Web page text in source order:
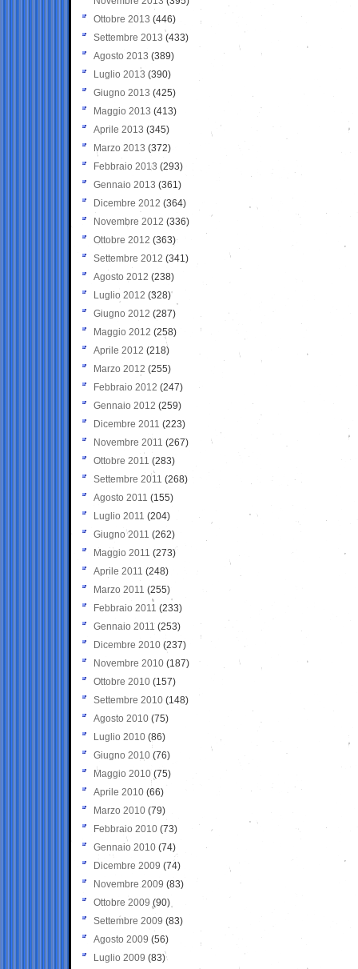
Ottobre 2013 (446)
Settembre 2013 (433)
Agosto 2013 (389)
Luglio 2013 (390)
Giugno 2013 (425)
Maggio 2013 (413)
Aprile 2013 (345)
Marzo 2013 (372)
Febbraio 2013 (293)
Gennaio 2013 (361)
Dicembre 2012 (364)
Novembre 2012 (336)
Ottobre 2012 (363)
Settembre 2012 (341)
Agosto 2012 (238)
Luglio 2012 (328)
Giugno 2012 (287)
Maggio 2012 (258)
Aprile 2012 (218)
Marzo 2012 (255)
Febbraio 2012 (247)
Gennaio 2012 (259)
Dicembre 2011 (223)
Novembre 2011 (267)
Ottobre 2011 (283)
Settembre 2011 (268)
Agosto 2011 (155)
Luglio 2011 (204)
Giugno 2011 (262)
Maggio 2011 (273)
Aprile 2011 (248)
Marzo 2011 (255)
Febbraio 2011 (233)
Gennaio 2011 (253)
Dicembre 2010 (237)
Novembre 2010 (187)
Ottobre 2010 (157)
Settembre 2010 (148)
Agosto 2010 (75)
Luglio 2010 (86)
Giugno 2010 (76)
Maggio 2010 (75)
Aprile 2010 (66)
Marzo 2010 (79)
Febbraio 2010 (73)
Gennaio 2010 (74)
Dicembre 2009 (74)
Novembre 2009 (83)
Ottobre 2009 (90)
Settembre 2009 (83)
Agosto 2009 (56)
Luglio 2009 (83)